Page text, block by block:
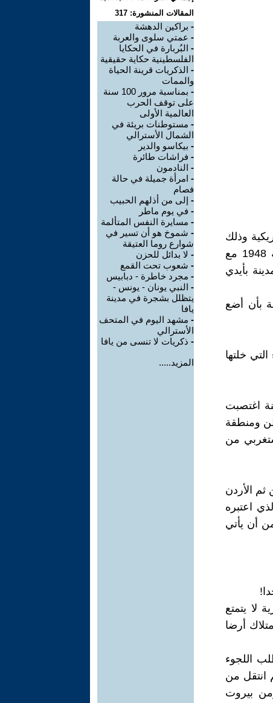
وذلك
سنة 1956، وقد خرج من الوطن في الثالث عشر من شهر تموز سنة 1948 مع
بأيدي
الصدف كفيلة بأن أضع
خلتها
اغتصبت
ومنطقة
من
ثم الأردن
اعتبره
أن يأتي
لا يتمتع
أرضا
اللجوء
انتقل من
ومن بيروت
المقالات المنشورة: 317
- براكين الدهشة
- عمتي سلوى والعربة
- البُربارة في الحكايا
الفلسطينية حكاية حقيقية
- الذكريات قرينة الحياة
والممات
-
بمناسبة مرور 100 سنة
على توقف الحرب
العالمية الأولى
- مستوطنات بريئة في
الشمال الأسترالي
- بيكاسو والدير
- فراشات طائرة
- النادمون
- امرأة جميلة في حالة
فصام
- إلى من أذلهم الحبيب
- في يوم ماطر
- مسايرة النفس المتألمة
- شموخ هو أن تسير في
شوارع روما العتيقة
- لا بدائل للحزن
- شعوب تحت القمع
- مجرد خاطرة - دبابيس
- النبي يونان - يونس -
يتظلل بشجرة في مدينة
يافا
- مشهد اليوم في المتحف
الأسترالي
- ذكريات لا تنسى من يافا
المزيد.....